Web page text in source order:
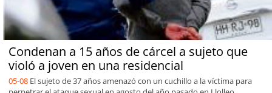
Condenan a 15 años de cárcel a sujeto que
violó a joven en una residencial
05-08 El sujeto de 37 años amenazó con un cuchillo a la víctima para